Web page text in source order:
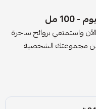
مل
واستمتعي بروائح ساحرة
من مجموعتك الشخصية